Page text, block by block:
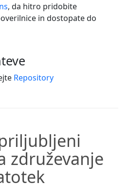
, da hitro pridobite
in dostopate do
Repository
združevanje